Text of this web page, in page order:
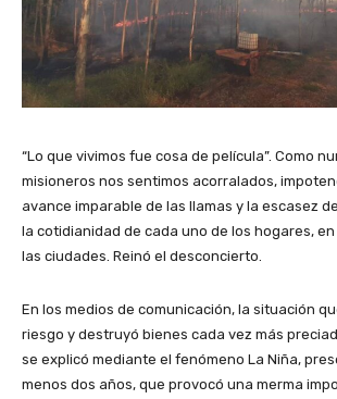
“Lo que vivimos fue cosa de película”. Como
misioneros nos sentimos acorralados,
avance imparable de las llamas y la escasez
la cotidianidad de cada uno de los hogares,
las ciudades. Reinó el desconcierto.
En los medios de comunicación, la situación
riesgo y destruyó bienes cada vez más
se explicó mediante el fenómeno La Niña,
menos dos años, que provocó una merma